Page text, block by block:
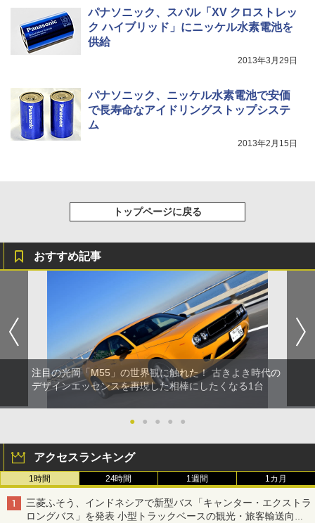
パナソニック、スバル「XV クロストレッ
ク ハイブリッド」にニッケル水素電池を
供給
2013年3月29日
パナソニック、ニッケル水素電池で安価
で長寿命なアイドリングストップシステ
ム
2013年2月15日
トップページに戻る
おすすめ記事
注目の光岡「M55」の世界観に触れた！ 古きよき時代の
デザインエッセンスを再現した相棒にしたくなる1台
● ● ● ● ●
アクセスランキング
1時間 24時間 1週間 1カ月
三菱ふそう、インドネシアで新型バス「キャンター・エクストラ
ロングバス」を発表 小型トラックベースの観光・旅客輸送向け